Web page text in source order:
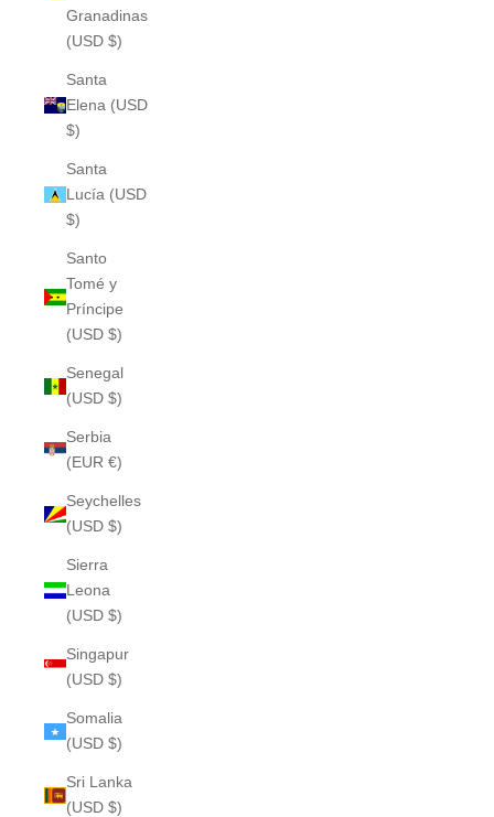
Granadinas
(USD $)
Santa
Elena (USD
$)
Santa
Lucía (USD
$)
Santo
Tomé y
Príncipe
(USD $)
Senegal
(USD $)
Serbia
(EUR €)
Seychelles
(USD $)
Sierra
Leona
(USD $)
Singapur
(USD $)
Somalia
(USD $)
Sri Lanka
(USD $)